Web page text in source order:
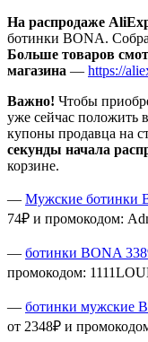
На распродаже
ботинки BONA.
Больше товаров
магазина — https://
Важно! Чтобы
уже сейчас положить
купоны продавца на
секунды начала
корзине.
— Мужские ботинки
74₽ и промокодом:
— ботинки BONA
промокодом:
— ботинки мужские
от 2348₽ и